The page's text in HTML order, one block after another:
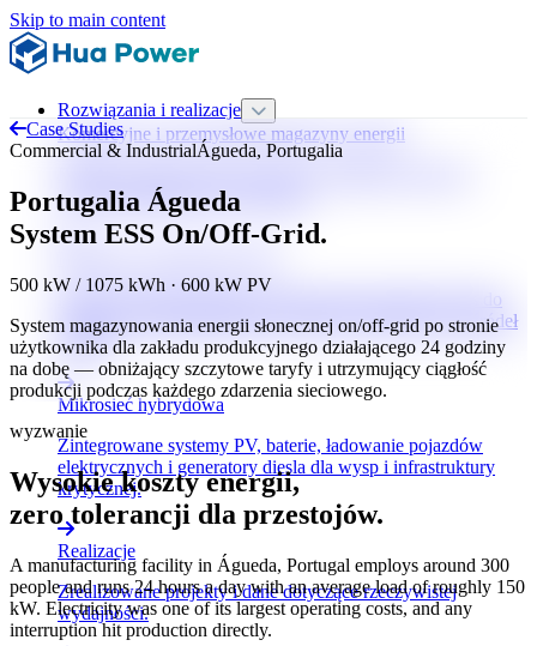
Skip to main content
Rozwiązania i realizacje
Komercyjne i przemysłowe magazyny energii
wysoka dostępność 24/7 dla firm.
Magazynowanie energii z czasem reakcji poniżej 30 ms do
regulacji FCR/aFRR/mFRR i integracji odnawialnych źródeł
energii.
Mikrosieć hybrydowa
Zintegrowane systemy PV, baterie, ładowanie pojazdów
elektrycznych i generatory diesla dla wysp i infrastruktury
krytycznej.
Realizacje
Zrealizowane projekty i dane dotyczące rzeczywistej
wydajności.
Case Studies
Commercial & IndustrialÁgueda, Portugalia
Portugalia Águeda
System ESS On/Off-Grid.
500 kW / 1075 kWh · 600 kW PV
System magazynowania energii słonecznej on/off-grid po stronie
użytkownika dla zakładu produkcyjnego działającego 24 godziny
na dobę — obniżający szczytowe taryfy i utrzymujący ciągłość
produkcji podczas każdego zdarzenia sieciowego.
wyzwanie
Wysokie koszty energii,
zero tolerancji dla przestojów.
A manufacturing facility in Águeda, Portugal employs around 300
people and runs 24 hours a day with an average load of roughly 150
kW. Electricity was one of its largest operating costs, and any
interruption hit production directly.